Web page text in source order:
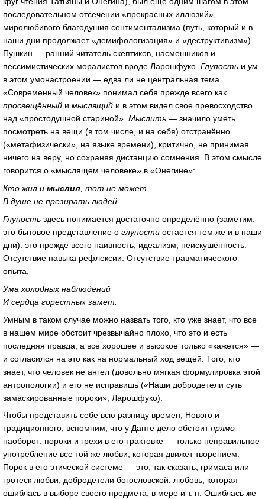
последовательном отсечении «прекрасных иллюзий»,
миролюбивого благодушия сентиментализма (путь, который и в
наши дни продолжает «демифологизация» и «деструктивизм»).
Пушкин — ранний читатель скептиков, насмешников и
пессимистических моралистов вроде Ларошфуко. Глупость и ум
в этом умонастроении — едва ли не центральная тема.
«Современный человек» понимал себя прежде всего как
просвещённый и мыслящий и в этом видел свое превосходство
над «простодушной стариной». Мыслить — значило уметь
посмотреть на вещи (в том числе, и на себя) отстранённо
(«метафизически», на языке времени), критично, не принимая
ничего на веру, но сохраняя дистанцию сомнения. В этом смысле
говорится о «мыслящем человеке» в «Онегине»:
Кто жил и мыслил, тот не может
В душе не презирать людей.
Глупость здесь понимается достаточно определённо (заметим:
это бытовое представление о глупости остается тем же и в наши
дни): это прежде всего наивность, идеализм, неискушённость.
Отсутствие навыка рефлексии. Отсутствие травматического
опыта,
Ума холодных наблюдений
И сердца горестных замет.
Умным в таком случае можно назвать того, кто уже знает, что все
в нашем мире обстоит чрезвычайно плохо, что это и есть
последняя правда, а все хорошее и высокое только «кажется» —
и согласился на это как на нормальный ход вещей. Того, кто
знает, что человек не ангел (довольно мягкая формулировка этой
антропологии) и его не исправишь («Наши добродетели суть
замаскированные пороки», Ларошфуко).
Чтобы представить себе всю разницу времен, Нового и
традиционного, вспомним, что у Данте дело обстоитпрямо
наоборот: пороки и грехи в его трактовке — только неправильное
употребление все той же любви, которая движет творением.
Порок в его этической системе — это, так сказать, гримаса или
гротеск любви, добродетели богословской: любовь, которая
ошиблась в выборе своего предмета, в мере и т. п. Ошиблась же